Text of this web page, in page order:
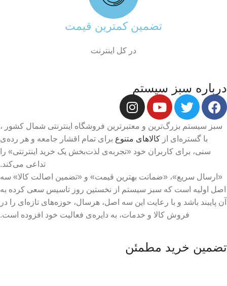
تضمین کمترین قیمت
در کل اینترنت
درباره سبز سیستم
سبز سیستم بزرگ‌ترین و معتبرترین فروشگاه اینترنتی شمال کشور ،
با گستره‌ای از کالاهای متنوع برای تمام اقشار جامعه و هر رده‌ی
سنی، برای کاربران خود «تجربه‌ی لذت‌بخش یک خرید اینترنتی» را
تداعی می‌کند.
«ارسال سریع»، «ضمانت بهترین قیمت» و «تضمین اصالت کالا» سه
اصل اولیه است که سبز سیستم از نخستین روز تاسیس سعی کرده به
آن پایبند باشد و با رعایت این سه اصل، هرسال، حوزه‌های تازه‌ای را در
فروش کالا و خدمات، به دایره‌ی فعالیت خود افزوده است.
تضمین خرید مطمئن